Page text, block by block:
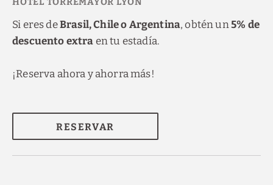
Si eres deBrasil, Chile o Argentina, obtén un5% de
descuento extraen tu estadía.
¡Reserva ahora y ahorra más!
RESERVAR